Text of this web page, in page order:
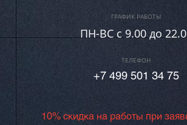
ГРАФИК РАБОТЫ
ПН-ВC c 9.00 до
ТЕЛЕФОН
+7 499 501 34 75
10% скидка на работы при